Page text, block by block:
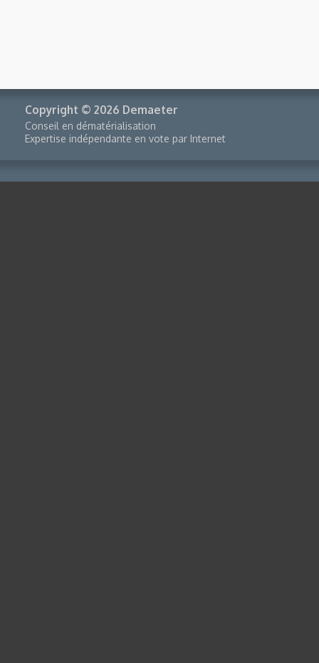
Copyright © 2026 Demaeter
Conseil en dématérialisation
Expertise indépendante en vote par Internet